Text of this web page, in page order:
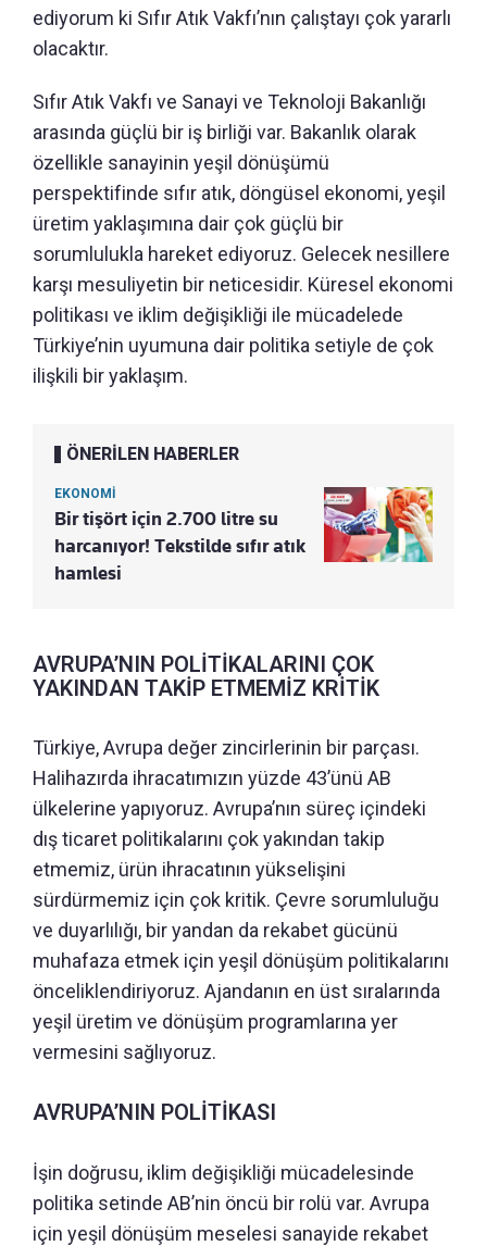
ediyorum ki Sıfır Atık Vakfı’nın çalıştayı çok yararlı
olacaktır.
Sıfır Atık Vakfı ve Sanayi ve Teknoloji Bakanlığı
arasında güçlü bir iş birliği var. Bakanlık olarak
özellikle sanayinin yeşil dönüşümü
perspektifinde sıfır atık, döngüsel ekonomi, yeşil
üretim yaklaşımına dair çok güçlü bir
sorumlulukla hareket ediyoruz. Gelecek nesillere
karşı mesuliyetin bir neticesidir. Küresel ekonomi
politikası ve iklim değişikliği ile mücadelede
Türkiye’nin uyumuna dair politika setiyle de çok
ilişkili bir yaklaşım.
ÖNERİLEN HABERLER
EKONOMİ
Bir tişört için 2.700 litre su
harcanıyor! Tekstilde sıfır atık
hamlesi
AVRUPA’NIN POLİTİKALARINI ÇOK
YAKINDAN TAKİP ETMEMİZ KRİTİK
Türkiye, Avrupa değer zincirlerinin bir parçası.
Halihazırda ihracatımızın yüzde 43’ünü AB
ülkelerine yapıyoruz. Avrupa’nın süreç içindeki
dış ticaret politikalarını çok yakından takip
etmemiz, ürün ihracatının yükselişini
sürdürmemiz için çok kritik. Çevre sorumluluğu
ve duyarlılığı, bir yandan da rekabet gücünü
muhafaza etmek için yeşil dönüşüm politikalarını
önceliklendiriyoruz. Ajandanın en üst sıralarında
yeşil üretim ve dönüşüm programlarına yer
vermesini sağlıyoruz.
AVRUPA’NIN POLİTİKASI
İşin doğrusu, iklim değişikliği mücadelesinde
politika setinde AB’nin öncü bir rolü var. Avrupa
için yeşil dönüşüm meselesi sanayide rekabet